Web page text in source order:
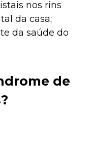
nos rins
da casa;
da saúde do
de